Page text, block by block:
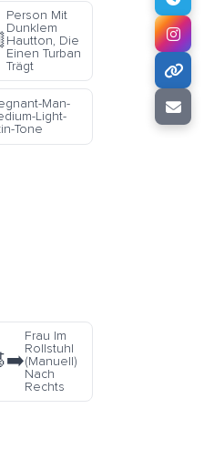
Person Mit
Dunklem
Hautton, Die
Einen Turban
Trägt
Man-
Light-
Tone
Frau Im
Rollstuhl
(Manuell)
Nach
Rechts